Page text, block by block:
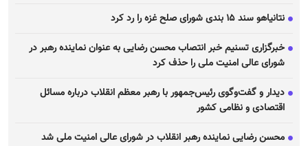
نتانیاهو سند ۱۵ بندی شورای صلح غزه را رد کرد
خبرگزاری تسنیم خبر انتصاب محسن رضایی به عنوان نماینده رهبر در
شورای عالی امنیت ملی را حذف کرد
دیدار و گفت‌وگوی رئیس‌جمهور با رهبر معظم انقلاب درباره مسائل
اقتصادی و نظامی کشور
محسن رضایی نماینده رهبر انقلاب در شورای عالی امنیت ملی شد